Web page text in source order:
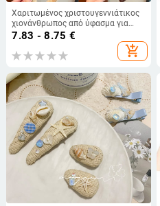
Χαριτωμένος χριστουγεννιάτικος
χιονάνθρωπος από ύφασμα για
πλύσιμο προσώπου, καρτούν
αξεσουάρ μαλλιών για γυναίκες
7.83 - 8.75 €
add_shopping_cart